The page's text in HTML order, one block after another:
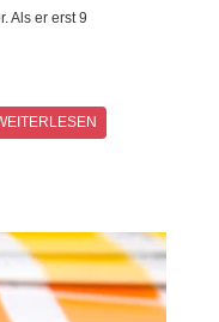
Als er erst 9